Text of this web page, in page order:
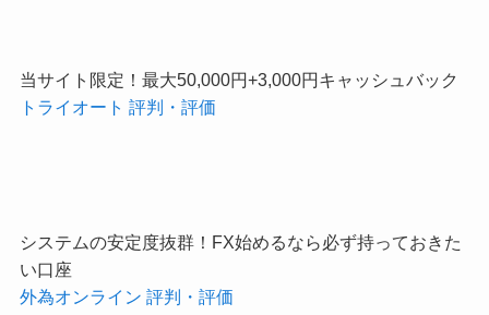
当サイト限定！最大50,000円+3,000円キャッシュバック